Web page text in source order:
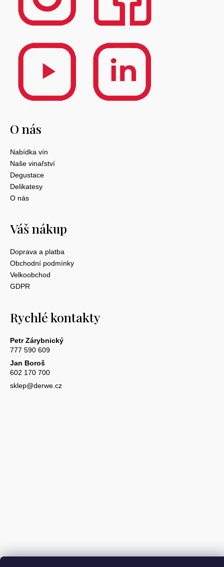
O nás
Nabídka vín
Naše vinařství
Degustace
Delikatesy
O nás
Váš nákup
Doprava a platba
Obchodní podmínky
Velkoobchod
GDPR
Rychlé kontakty
Petr Zárybnický
777 590 609
Jan Boroš
602 170 700
sklep@derwe.cz